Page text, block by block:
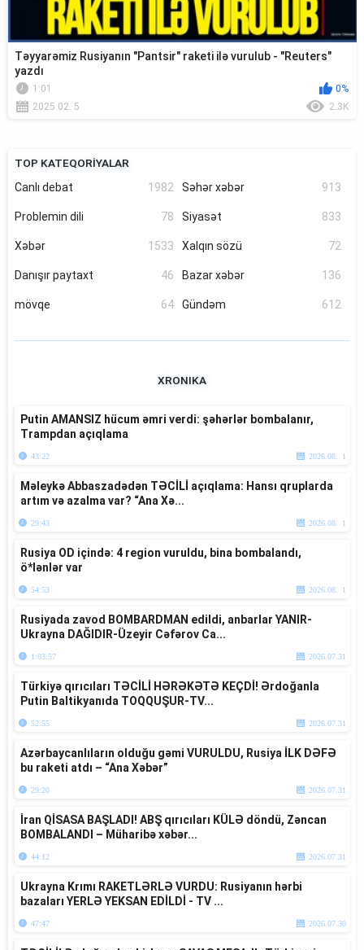
TOP KATEQORİYALAR
Canlı debat
1982 Səhər xəbər 913
Problemin dili 78 Siyasət 833
Xəbər 1533 Xalqın sözü 72
Danışır paytaxt 46 Bazar xəbər 136
mövqe 64 Gündəm 612
XRONIKA
Putin AMANSIZ hücum əmri verdi: şəhərlər bombalanır,
Trampdan açıqlama
43:22 2026.08. 1
Məleykə Abbaszadədən TƏCİLİ açıqlama: Hansı qruplarda
artım və azalma var? “Ana Xə...
29:43 2026.08. 1
Rusiya OD içində: 4 region vuruldu, bina bombalandı,
ö*lənlər var
54:53 2026.08. 1
Rusiyada zavod BOMBARDMAN edildi, anbarlar YANIR-
Ukrayna DAĞIDIR-Üzeyir Cəfərov Ca...
1:03:57 2026.07.31
Türkiyə qırıcıları TƏCİLİ HƏRƏKƏTƏ KEÇDİ! Ərdoğanla
Putin Baltikyanıda TOQQUŞUR-TV...
52:55 2026.07.31
Azərbaycanlıların olduğu gəmi VURULDU, Rusiya İLK DƏFƏ
bu raketi atdı – “Ana Xəbər”
29:20 2026.07.31
İran QİSASA BAŞLADI! ABŞ qırıcıları KÜLƏ döndü, Zəncan
BOMBALANDI – Müharibə xəbər...
44:12 2026.07.31
Ukrayna Krımı RAKETLƏRLƏ VURDU: Rusiyanın hərbi
bazaları YERLƏ YEKSAN EDİLDİ - TV ...
47:47 2026.07.30
Təyyarəmiz Rusiyanın "Pantsir" raketi ilə vurulub - "Reuters"
yazdı
1:01
0%
2025.02. 5
2.3K